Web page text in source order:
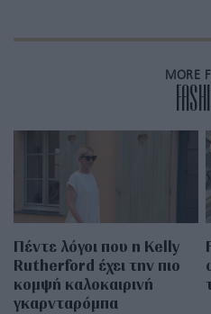
MORE
Πέντε λόγοι που η Kelly
Rutherford έχει την πιο
κομψή καλοκαιρινή
γκαρνταρόμπα